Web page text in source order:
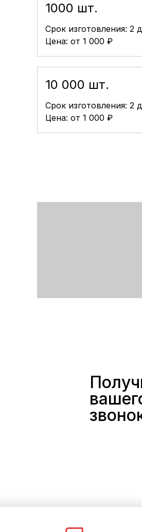
Срок изготовления: 2
Цена: от 1 000 ₽
10 000 шт.
1000 шт.
Срок изготовления: 2
Цена: от 1 000 ₽